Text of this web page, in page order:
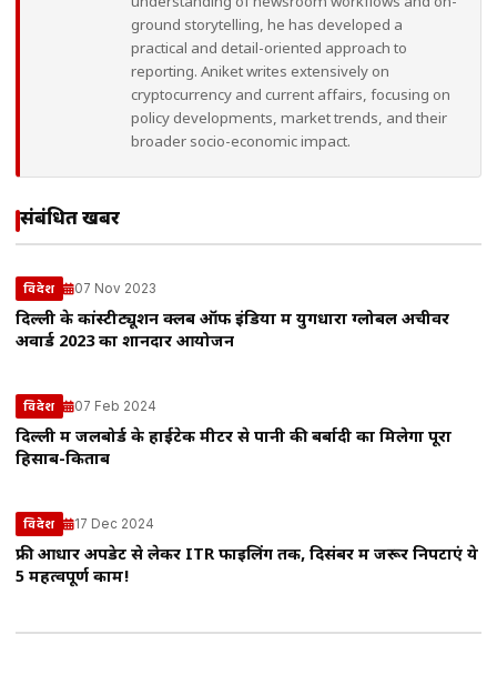
ground storytelling, he has developed a
practical and detail-oriented approach to
reporting. Aniket writes extensively on
cryptocurrency and current affairs, focusing on
policy developments, market trends, and their
broader socio-economic impact.
संबंधित खबरें
विदेश 07 Nov 2023
दिल्ली के कांस्टीट्यूशन क्लब ऑफ इंडिया में युगधारा ग्लोबल अचीवर
अवार्ड 2023 का शानदार आयोजन
विदेश 07 Feb 2024
दिल्ली में जलबोर्ड के हाईटेक मीटर से पानी की बर्बादी का मिलेगा पूरा
हिसाब-किताब
विदेश 17 Dec 2024
फ्री आधार अपडेट से लेकर ITR फाइलिंग तक, दिसंबर में जरूर निपटाएं ये
5 महत्वपूर्ण काम!